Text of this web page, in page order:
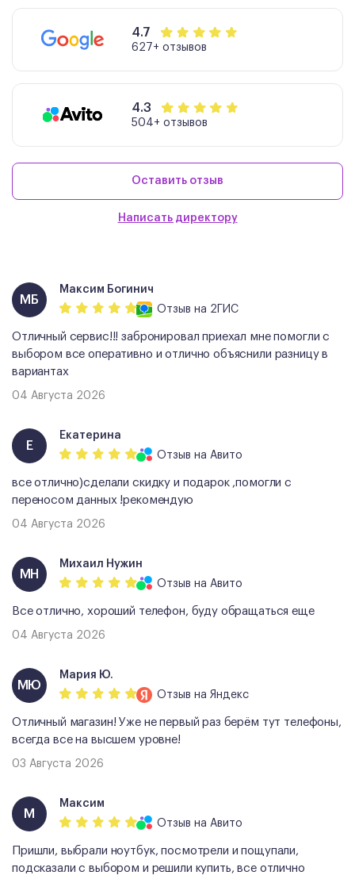
4.7
627+ отзывов
4.3
504+ отзывов
Оставить отзыв
Написать директору
МБ
Максим Богинич
Отзыв на 2ГИС
Отличный сервис!!! забронировал приехал мне помогли с
выбором все оперативно и отлично объяснили разницу в
вариантах
04 Августа 2026
Е
Екатерина
Отзыв на Авито
все отлично)сделали скидку и подарок ,помогли с
переносом данных !рекомендую
04 Августа 2026
МН
Михаил Нужин
Отзыв на Авито
Все отлично, хороший телефон, буду обращаться еще
04 Августа 2026
МЮ
Мария Ю.
Отзыв на Яндекс
Отличный магазин! Уже не первый раз берём тут телефоны,
всегда все на высшем уровне!
03 Августа 2026
М
Максим
Отзыв на Авито
Пришли, выбрали ноутбук, посмотрели и пощупали,
подсказали с выбором и решили купить, все отлично